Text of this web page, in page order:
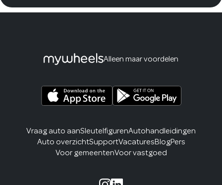
Alleen maar voordelen
Vraag auto aanSleutelfigurenAutohandleidingen
Auto overzichtSupportVacaturesBlogPers
Voor gemeentenVoor vastgoed